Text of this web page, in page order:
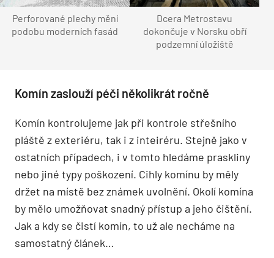
Perforované plechy mění
podobu moderních fasád
Dcera Metrostavu
dokončuje v Norsku obří
podzemní úložiště
Komín zaslouží péči několikrát ročně
Komín kontrolujeme jak při kontrole střešního
pláště z exteriéru, tak i z inteiréru. Stejně jako v
ostatních případech, i v tomto hledáme praskliny
nebo jiné typy poškození. Cihly komínu by měly
držet na místě bez známek uvolnění. Okolí komína
by mělo umožňovat snadný přístup a jeho čištění.
Jak a kdy se čistí komín, to už ale necháme na
samostatný článek…